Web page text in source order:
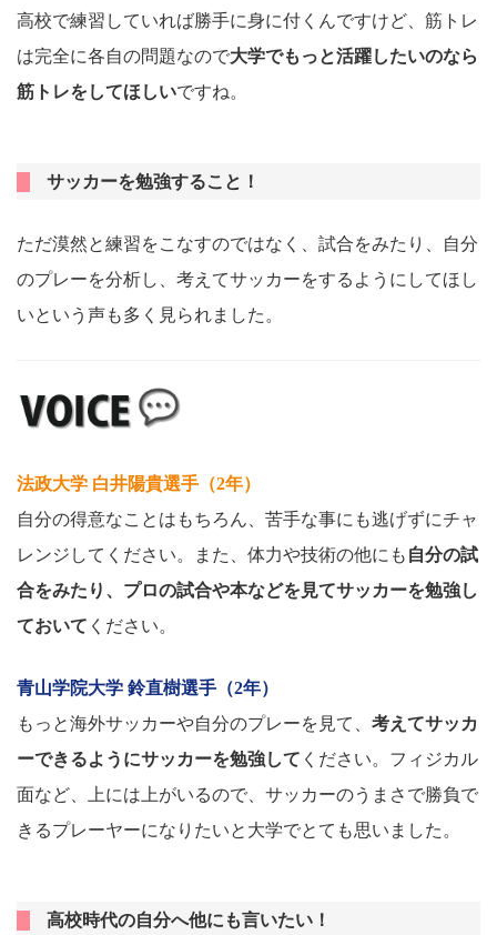
高校で練習していれば勝手に身に付くんですけど、筋トレ
は完全に各自の問題なので大学でもっと活躍したいのなら
筋トレをしてほしいですね。
サッカーを勉強すること！
ただ漠然と練習をこなすのではなく、試合をみたり、自分
のプレーを分析し、考えてサッカーをするようにしてほし
いという声も多く見られました。
法政大学 白井陽貴選手（2年）
自分の得意なことはもちろん、苦手な事にも逃げずにチャ
レンジしてください。また、体力や技術の他にも 自分の試
合をみたり、プロの試合や本などを見てサッカーを勉強し
ておいて ください。
青山学院大学 鈴直樹選手（2年）
もっと海外サッカーや自分のプレーを見て、 考えてサッカ
ーできるようにサッカーを勉強して ください。フィジカル
面など、上には上がいるので、サッカーのうまさで勝負で
きるプレーヤーになりたいと大学でとても思いました。
高校時代の自分へ他にも言いたい！